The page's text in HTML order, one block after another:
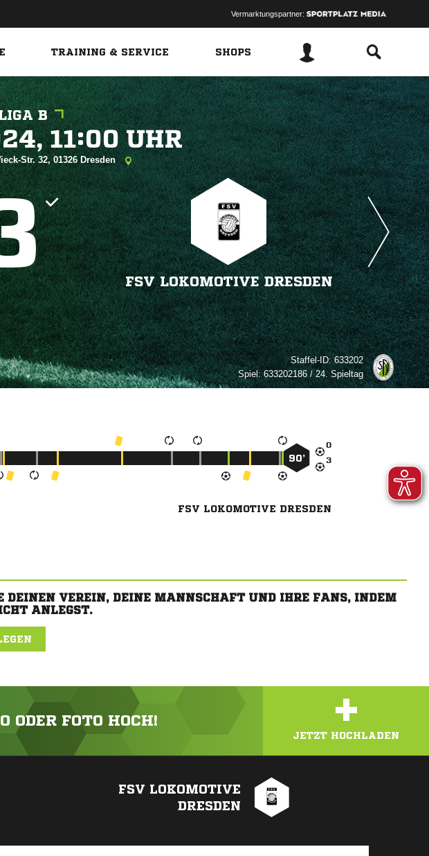
Vermarktungspartner:
TRAINING & SERVICE SHOPS
B
  
Str. 32, 01326 Dresden
FSV LOKOMOTIVE DRESDEN
Staffel-ID:633202
Spiel:633202186 / 24. Spieltag


90’
FSV LOKOMOTIVE DRESDEN
DEINEN VEREIN, DEINE MANNSCHAFT UND IHRE FANS, INDEM
ANLEGST.
ODER FOTO HOCH! +
JETZT HOCHLADEN
FSV LOKOMOTIVE
DRESDEN